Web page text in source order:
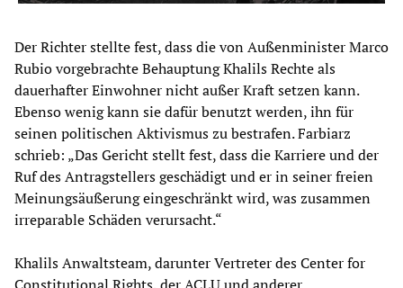
Der Richter stellte fest, dass die von Außenminister Marco
Rubio vorgebrachte Behauptung Khalils Rechte als
dauerhafter Einwohner nicht außer Kraft setzen kann.
Ebenso wenig kann sie dafür benutzt werden, ihn für
seinen politischen Aktivismus zu bestrafen. Farbiarz
schrieb: „Das Gericht stellt fest, dass die Karriere und der
Ruf des Antragstellers geschädigt und er in seiner freien
Meinungsäußerung eingeschränkt wird, was zusammen
irreparable Schäden verursacht.“
Khalils Anwaltsteam, darunter Vertreter des Center for